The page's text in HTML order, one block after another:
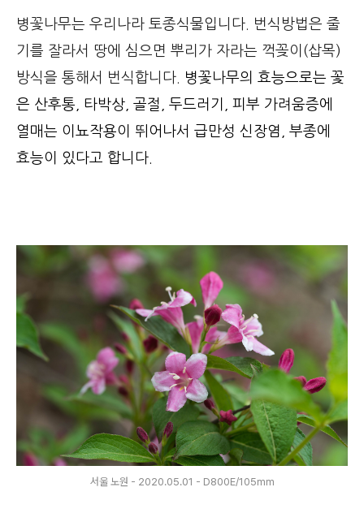
병꽃나무는 우리나라 토종식물입니다. 번식방법은 줄
기를 잘라서 땅에 심으면 뿌리가 자라는 꺽꽂이(삽목)
방식을 통해서 번식합니다.
병꽃나무의 효능으로는 꽃
은 산후통, 타박상, 골절, 두드러기, 피부 가려움증에
열매는 이뇨작용이 뛰어나서 급만성 신장염, 부종에
효능이 있다고 합니다.
서울 노원 - 2020.05.01 - D800E/105mm